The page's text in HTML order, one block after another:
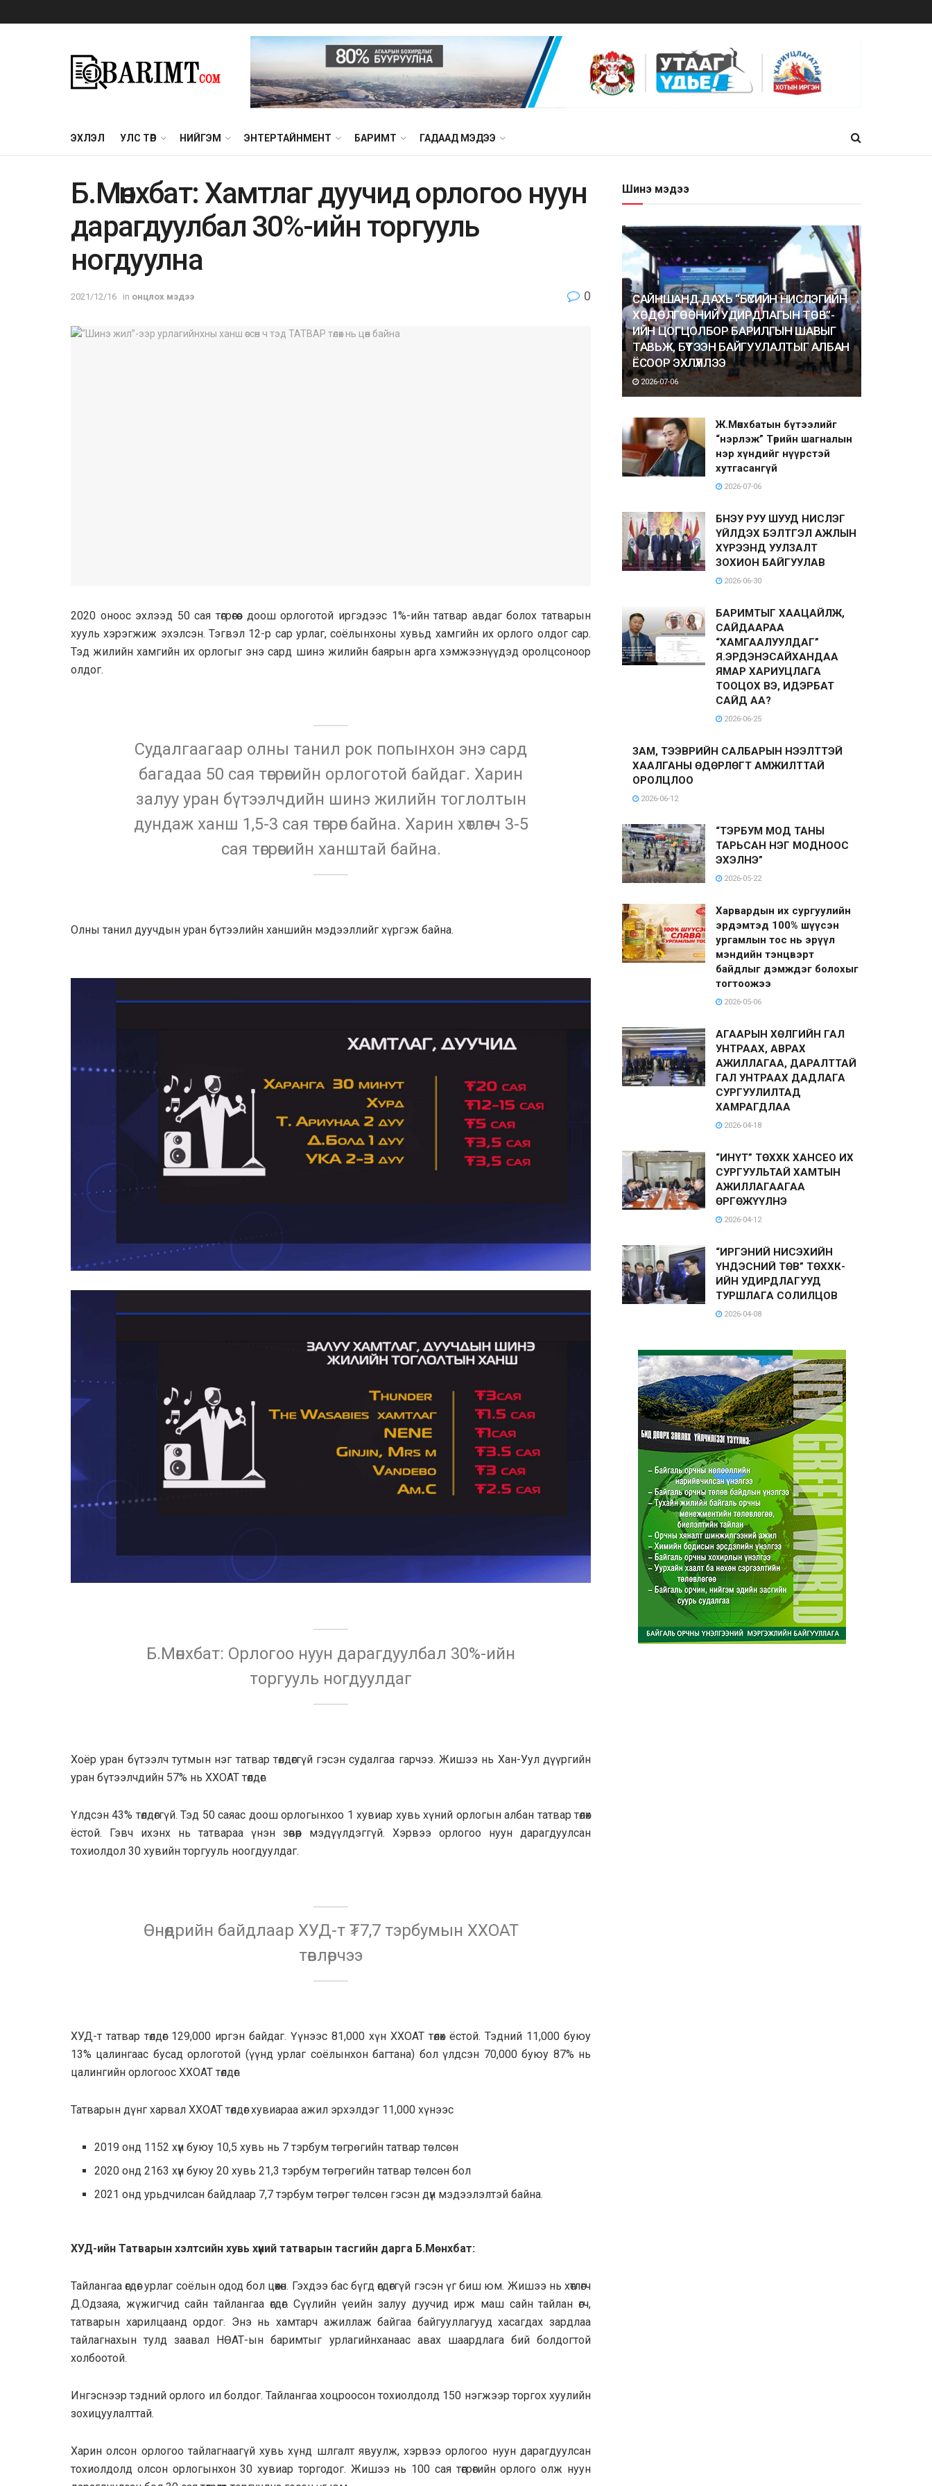
ЭХЛЭЛ УЛС ТӨР НИЙГЭМ ЭНТЕРТАЙНМЕНТ БАРИМТ ГАДААД МЭДЭЭ
Б.Мөнхбат: Хамтлаг дуучид орлогоо нуун
дарагдуулбал 30%-ийн торгууль
ногдуулна
2021/12/16 in онцлох мэдээ 0
2020 оноос эхлээд 50 сая төгрөгөөс доош орлоготой иргэдээс 1%-ийн татвар авдаг болох татварын
хууль хэрэгжиж эхэлсэн. Тэгвэл 12-р сар урлаг, соёлынхоны хувьд хамгийн их орлого олдог сар.
Тэд жилийн хамгийн их орлогыг энэ сард шинэ жилийн баярын арга хэмжээнүүдэд оролцсоноор
олдог.
Судалгаагаар олны танил рок попынхон энэ сард
багадаа 50 сая төгрөгийн орлоготой байдаг. Харин
залуу уран бүтээлчдийн шинэ жилийн тоглолтын
дундаж ханш 1,5-3 сая төгрөг байна. Харин хөтлөгч 3-5
сая төгрөгийн ханштай байна.
Олны танил дуучдын уран бүтээлийн ханшийн мэдээллийг хүргэж байна.
Б.Мөнхбат: Орлогоо нуун дарагдуулбал 30%-ийн
торгууль ногдуулдаг
Хоёр уран бүтээлч тутмын нэг татвар төлдөггүй гэсэн судалгаа гарчээ. Жишээ нь Хан-Уул дүүргийн
уран бүтээлчдийн 57% нь ХХОАТ төлдөг.
Үлдсэн 43% төлдөггүй. Тэд 50 саяас доош орлогынхоо 1 хувиар хувь хүний орлогын албан татвар төлөх
ёстой. Гэвч ихэнх нь татвараа үнэн зөвөөр мэдүүлдэггүй. Хэрвээ орлогоо нуун дарагдуулсан
тохиолдол 30 хувийн торгууль ноогдуулдаг.
Өнөөдрийн байдлаар ХУД-т ₮7,7 тэрбумын ХХОАТ
төвлөрчээ
ХУД-т татвар төлдөг 129,000 иргэн байдаг. Үүнээс 81,000 хүн ХХОАТ төлөх ёстой. Тэдний 11,000 буюу
13% цалингаас бусад орлоготой (үүнд урлаг соёлынхон багтана) бол үлдсэн 70,000 буюу 87% нь
цалингийн орлогоос ХХОАТ төлдөг.
Татварын дүнг харвал ХХОАТ төлдөг хувиараа ажил эрхэлдэг 11,000 хүнээс
2019 онд 1152 хүн буюу 10,5 хувь нь 7 тэрбум төгрөгийн татвар төлсөн
2020 онд 2163 хүн буюу 20 хувь 21,3 тэрбум төгрөгийн татвар төлсөн бол
2021 онд урьдчилсан байдлаар 7,7 тэрбум төгрөг төлсөн гэсэн дүн мэдээлэлтэй байна.
ХУД-ийн Татварын хэлтсийн хувь хүний татварын тасгийн дарга Б.Мөнхбат:
Тайлангаа өгдөг урлаг соёлын одод бол цөөхөн. Гэхдээ бас бүгд өгдөггүй гэсэн үг биш юм. Жишээ нь хөтлөгч
Д.Одзаяа, жүжигчид сайн тайлангаа өгдөг. Сүүлийн үеийн залуу дуучид ирж маш сайн тайлан өгч,
татварын харилцаанд ордог. Энэ нь хамтарч ажиллаж байгаа байгууллагууд хасагдах зардлаа
тайлагнахын тулд заавал НӨАТ-ын баримтыг урлагийнханаас авах шаардлага бий болдогтой
холбоотой.
Ингэснээр тэдний орлого ил болдог. Тайлангаа хоцроосон тохиолдолд 150 нэгжээр торгох хуулийн
зохицуулалттай.
Харин олсон орлогоо тайлагнаагүй хувь хүнд шлгалт явуулж, хэрвээ орлогоо нуун дарагдуулсан
тохиолдолд олсон орлогынхон 30 хувиар торгодог. Жишээ нь 100 сая төгрөгийн орлого олж нуун
Шинэ мэдээ
САЙНШАНД ДАХЬ “БҮСИЙН НИСЛЭГИЙН
ХӨДӨЛГӨӨНИЙ УДИРДЛАГЫН ТӨВ”-
ИЙН ЦОГЦОЛБОР БАРИЛГЫН ШАВЫГ
ТАВЬЖ, БҮТЭЭН БАЙГУУЛАЛТЫГ АЛБАН
ЁСООР ЭХЛҮҮЛЛЭЭ
2026-07-06
Ж.Мөнхбатын бүтээлийг
“нэрлэж” Төрийн шагналын
нэр хүндийг нүүрстэй
хутгасангүй
2026-07-06
БНЭУ РУУ ШУУД НИСЛЭГ
ҮЙЛДЭХ БЭЛТГЭЛ АЖЛЫН
ХҮРЭЭНД УУЛЗАЛТ
ЗОХИОН БАЙГУУЛАВ
2026-06-30
БАРИМТЫГ ХААЦАЙЛЖ,
САЙДААРАА
“ХАМГААЛУУЛДАГ”
Я.ЭРДЭНЭСАЙХАНДАА
ЯМАР ХАРИУЦЛАГА
ТООЦОХ ВЭ, ИДЭРБАТ
САЙД АА?
2026-06-25
ЗАМ, ТЭЭВРИЙН САЛБАРЫН НЭЭЛТТЭЙ
ХААЛГАНЫ ӨДӨРЛӨГТ АМЖИЛТТАЙ
ОРОЛЦЛОО
2026-06-12
“ТЭРБУМ МОД ТАНЫ
ТАРЬСАН НЭГ МОДНООС
ЭХЭЛНЭ”
2026-05-22
Харвардын их сургуулийн
эрдэмтэд 100% шүүсэн
ургамлын тос нь эрүүл
мэндийн тэнцвэрт
байдлыг дэмждэг болохыг
тогтоожээ
2026-05-06
АГААРЫН ХӨЛГИЙН ГАЛ
УНТРААХ, АВРАХ
АЖИЛЛАГАА, ДАРАЛТТАЙ
ГАЛ УНТРААХ ДАДЛАГА
СУРГУУЛИЛТАД
ХАМРАГДЛАА
2026-04-18
“ИНҮТ” ТӨХХК ХАНСЕО ИХ
СУРГУУЛЬТАЙ ХАМТЫН
АЖИЛЛАГААГАА
ӨРГӨЖҮҮЛНЭ
2026-04-12
“ИРГЭНИЙ НИСЭХИЙН
ҮНДЭСНИЙ ТӨВ” ТӨХХК-
ИЙН УДИРДЛАГУУД
ТУРШЛАГА СОЛИЛЦОВ
2026-04-08